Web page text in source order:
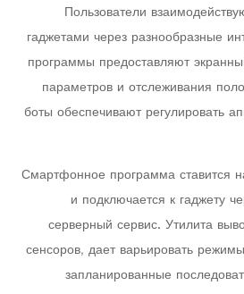
Пользователи
гаджетами через разнообразные
программы предоставляют
параметров и отслеживания
боты обеспечивают регулировать
Смартфонное программа ставится
и подключается к гаджету
серверный сервис. Утилита
сенсоров, дает варьировать
запланированные